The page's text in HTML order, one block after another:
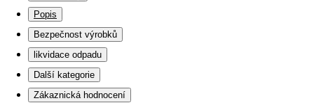
Popis
Bezpečnost výrobků
likvidace odpadu
Další kategorie
Zákaznická hodnocení